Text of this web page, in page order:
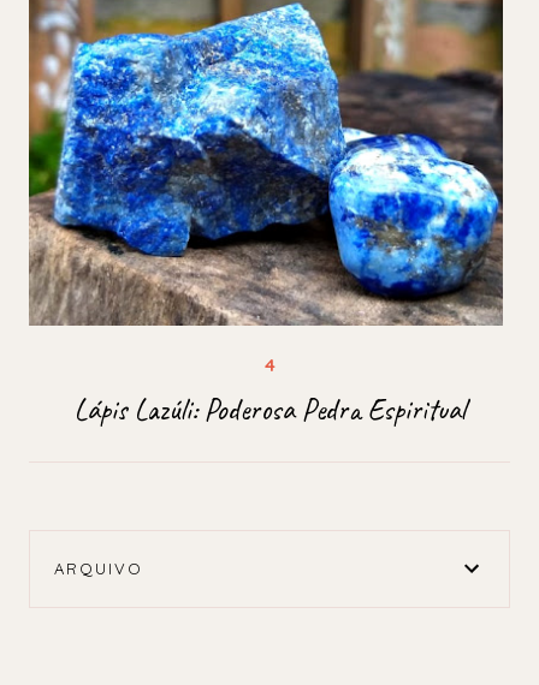
Lápis Lazúli: Poderosa Pedra Espiritual
ARQUIVO